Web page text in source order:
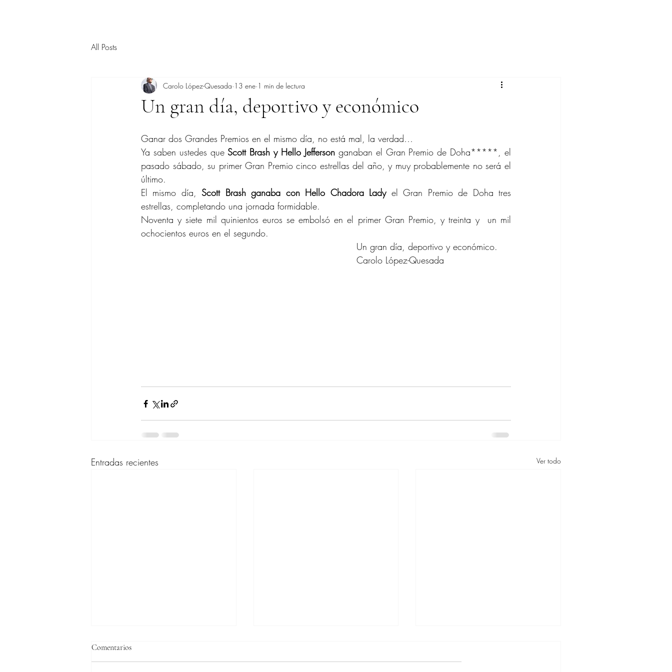
All Posts
Un gran día, deportivo y económico
Carolo López-Quesada 13 ene 1 min de lectura
Ganar dos Grandes Premios en el mismo día, no está mal, la verdad…
Ya saben ustedes que Scott Brash y Hello Jefferson ganaban el Gran Premio de Doha*****, el
pasado sábado, su primer Gran Premio cinco estrellas del año, y muy probablemente no será el
último.
El mismo día, Scott Brash ganaba con Hello Chadora Lady el Gran Premio de Doha tres
estrellas, completando una jornada formidable.
Noventa y siete mil quinientos euros se embolsó en el primer Gran Premio, y treinta y  un mil
ochocientos euros en el segundo.
Un gran día, deportivo y económico.
Carolo López-Quesada
Entradas recientes Ver todo
Comentarios